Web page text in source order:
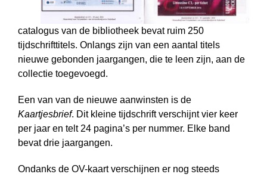
catalogus van de bibliotheek bevat ruim 250
tijdschrifttitels. Onlangs zijn van een aantal titels
nieuwe gebonden jaargangen, die te leen zijn, aan de
collectie toegevoegd.
Een van van de nieuwe aanwinsten is de
Kaartjesbrief. Dit kleine tijdschrift verschijnt vier keer
per jaar en telt 24 pagina’s per nummer. Elke band
bevat drie jaargangen.
Ondanks de OV-kaart verschijnen er nog steeds